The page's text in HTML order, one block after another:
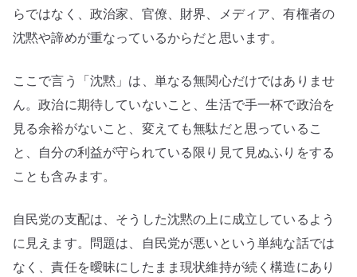
る
構
らではなく、政治家、官僚、財界、メディア、有権者の
沈黙や諦めが重なっているからだと思います。
ここで言う「沈黙」は、単なる無関心だけではありませ
ん。政治に期待していないこと、生活で手一杯で政治を
見る余裕がないこと、変えても無駄だと思っているこ
と、自分の利益が守られている限り見て見ぬふりをする
ことも含みます。
自民党の支配は、そうした沈黙の上に成立しているよう
に見えます。問題は、自民党が悪いという単純な話では
なく、責任を曖昧にしたまま現状維持が続く構造にあり